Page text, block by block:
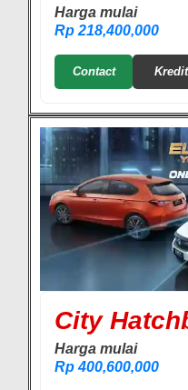
Harga mulai
Rp 218,400,000
Contact Kredit
City
Harga mulai
Rp 400,600,000